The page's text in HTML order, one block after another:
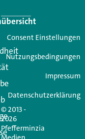
Alles, was
Mit nur einem
© 2013 -
2026
Pfefferminzia
Consent Einstellungen
Nutzungsbedingungen
Impressum
Datenschutzerklärung